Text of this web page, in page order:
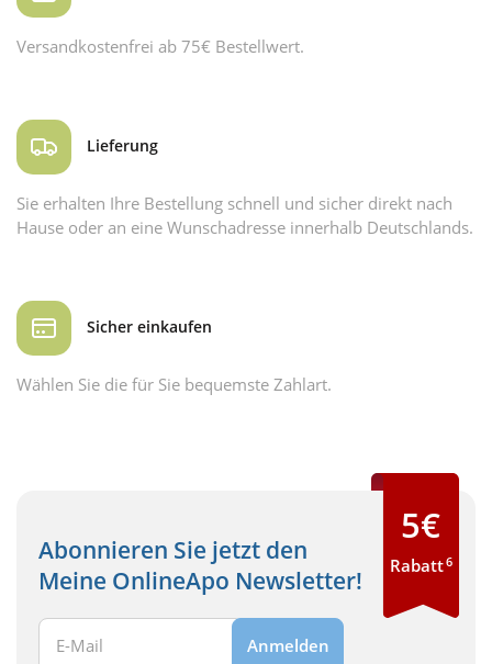
Versandkostenfrei ab 75€ Bestellwert.
Lieferung
Sie erhalten Ihre Bestellung schnell und sicher direkt nach
Hause oder an eine Wunschadresse innerhalb Deutschlands.
Sicher einkaufen
Wählen Sie die für Sie bequemste Zahlart.
Abonnieren Sie jetzt den
Meine OnlineApo Newsletter!
Ihre E-Mail Adresse:
Anmelden
5€
Rabatt6